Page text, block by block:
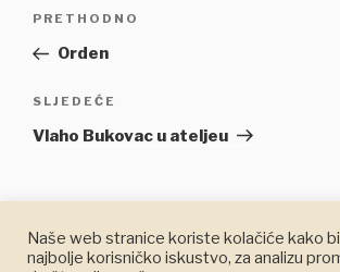
Prethodna
objava
PRETHODNO
Orden
Sljedeća
objava
SLJEDEĆE
Vlaho Bukovac u ateljeu
© 2021 Muzeji i galerije
Naše web stranice koriste kolačiće kako
najbolje korisničko iskustvo, za analizu